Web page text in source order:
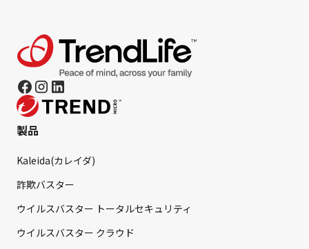
製品
Kaleida(カレイダ)
詐欺バスター
ウイルスバスター トータルセキュリティ
ウイルスバスター クラウド